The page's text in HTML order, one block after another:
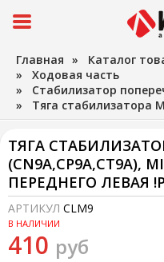
Главная » Каталог
» Ходовая часть
» Стабилизатор
» Тяга стабилизатора
ТЯГА
(CN9A,CP9A,CT9A),
ПЕРЕДНЕГО ЛЕВАЯ
АРТИКУЛ CLM9
В НАЛИЧИИ
410 руб